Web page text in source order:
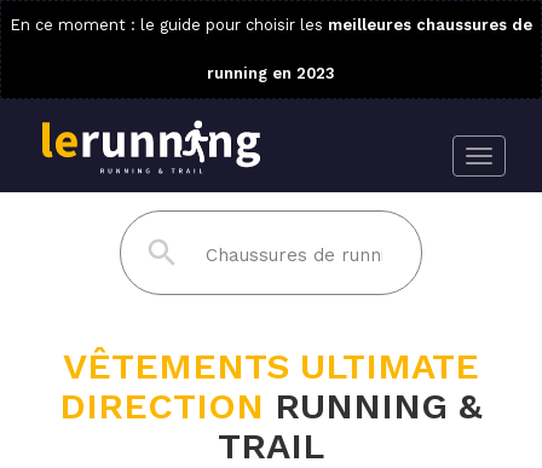
En ce moment : le guide pour choisir les meilleures chaussures de
running en 2023
VÊTEMENTS ULTIMATE
DIRECTION RUNNING &
TRAIL